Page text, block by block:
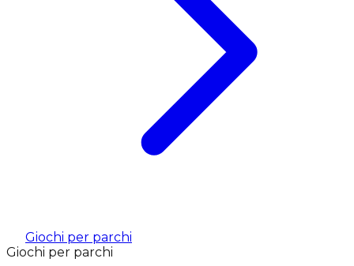
Giochi per parchi
Giochi per parchi